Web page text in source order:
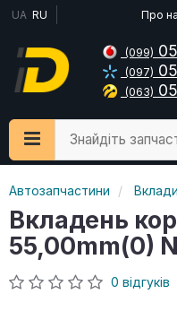
UA RU Про
(099)
(097)
(063)
Знайдіть
Автозапчастини
Вкладень
55,00mm(0)
0 відгуків